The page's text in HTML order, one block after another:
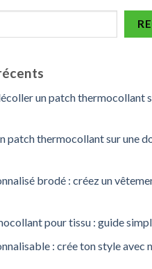
un patch thermocollant
patch thermocollant sur une
brodé : créez un
pour tissu : guide
: crée ton style avec